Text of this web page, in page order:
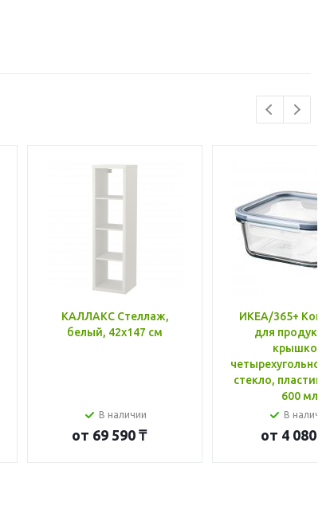
КАЛЛАКС Стеллаж,
белый, 42x147 см
В наличии
от 69 590 ₸
ИКЕА/365+
для
крышкой,
стекло, пластик
600 мл
В
от 4 080 ₸